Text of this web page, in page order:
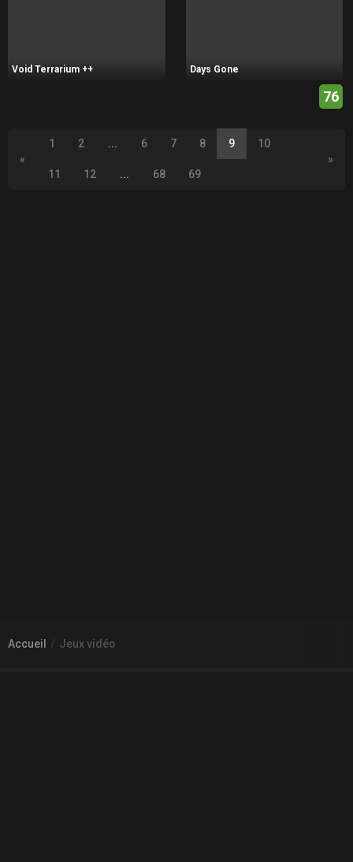
Void Terrarium ++ Days Gone
76
«
1 2 ... 6 7 8 9 10
11 12 ... 68 69
»
Accueil Jeux vidéo